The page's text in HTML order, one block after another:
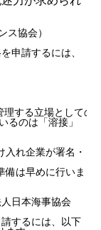
ス協会）
申請するには、
する立場としての
るのは「溶接」
れ企業が署名・
備は早めに行いま
日本海事協会
するには、以下